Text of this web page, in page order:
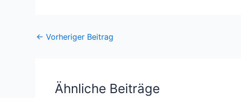
← Vorheriger Beitrag
Ähnliche Beiträge